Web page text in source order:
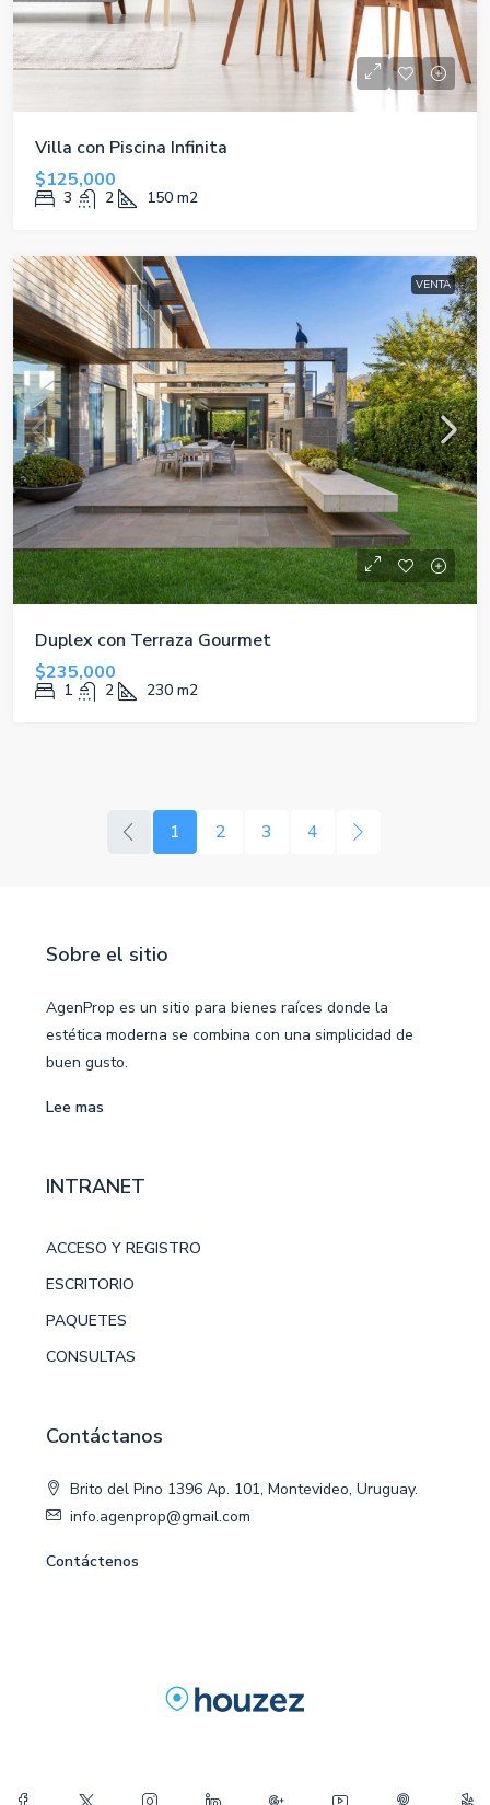
Villa con Piscina Infinita
$125,000
3 2 150 m2
VENTA
Duplex con Terraza Gourmet
$235,000
1 2 230 m2
1 2 3 4
Sobre el sitio
AgenProp es un sitio para bienes raíces donde la
estética moderna se combina con una simplicidad de
buen gusto.
Lee mas
INTRANET
ACCESO Y REGISTRO
ESCRITORIO
PAQUETES
CONSULTAS
Contáctanos
Brito del Pino 1396 Ap. 101, Montevideo, Uruguay.
info.agenprop@gmail.com
Contáctenos